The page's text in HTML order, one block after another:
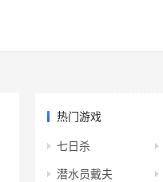
热门游戏
七日杀
潜水员戴夫